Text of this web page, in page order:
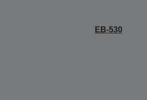
EB-530